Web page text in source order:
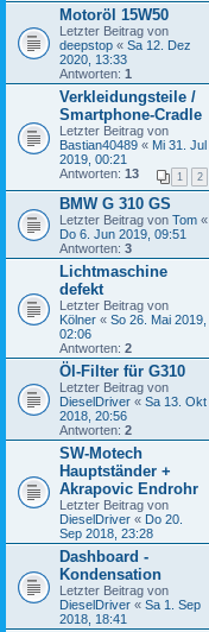
Motoröl 15W50
Letzter Beitrag von
deepstop « Sa 12. Dez
2020, 13:33
Antworten: 1
Verkleidungsteile /
Smartphone-Cradle
Letzter Beitrag von
Bastian40489 « Mi 31. Jul
2019, 00:21
Antworten: 13 1 2
BMW G 310 GS
Letzter Beitrag von Tom «
Do 6. Jun 2019, 09:51
Antworten: 3
Lichtmaschine
defekt
Letzter Beitrag von
Kölner « So 26. Mai 2019,
02:06
Antworten: 2
Öl-Filter für G310
Letzter Beitrag von
DieselDriver « Sa 13. Okt
2018, 20:56
Antworten: 2
SW-Motech
Hauptständer +
Akrapovic Endrohr
Letzter Beitrag von
DieselDriver « Do 20.
Sep 2018, 23:28
Dashboard -
Kondensation
Letzter Beitrag von
DieselDriver « Sa 1. Sep
2018, 18:41